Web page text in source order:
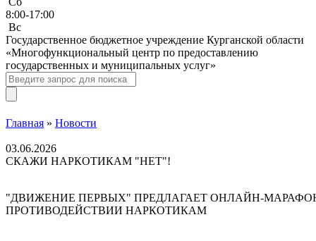
8:00-17:00
Bc
Государственное бюджетное учреждение Курганской области
«Многофункциональный центр по предоставлению
государственных и муниципальных услуг»
Главная » Новости
03.06.2026
СКАЖИ НАРКОТИКАМ "НЕТ"!
"ДВИЖЕНИЕ ПЕРВЫХ" ПРЕДЛАГАЕТ ОНЛАЙН-
ПРОТИВОДЕЙСТВИИ НАРКОТИКАМ